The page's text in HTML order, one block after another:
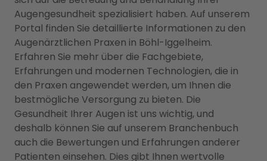
Augengesundheit spezialisiert haben. Auf unserem
Portal finden Sie detaillierte Informationen zu den
Augenärztlichen Praxen in Böhl-Iggelheim.
Erfahren Sie mehr über die Fachgebiete,
Erfahrungen und modernen Technologien, die in
den Praxen angewendet werden, um Ihnen die
bestmögliche Versorgung zu bieten. Die
Gesundheit Ihrer Augen ist uns wichtig, und
deshalb können Sie auf unserem Branchenbuch
auch die Bewertungen und Erfahrungen anderer
Patienten einsehen. Dies gibt Ihnen wertvolle